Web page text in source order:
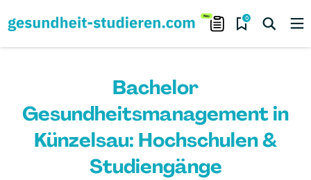
0
Bachelor
Gesundheitsmanagement in
Künzelsau: Hochschulen &
Studiengänge